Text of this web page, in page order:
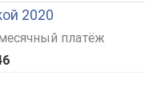
2020
платёж